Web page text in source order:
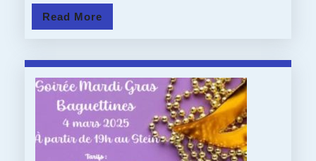
SANS
Read More
More